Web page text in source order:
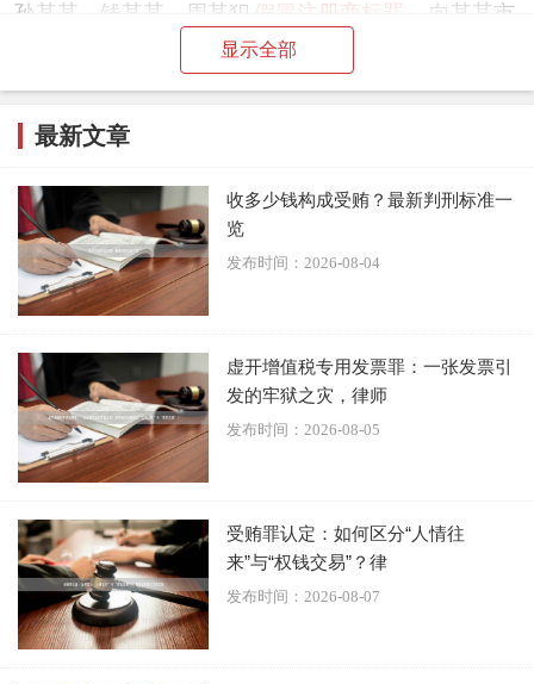
孙某某、钱某某、周某犯 假冒注册商标罪
，向某某市
某某区人民法院提起公诉。
刑事审判参考指导案例,如何认定假冒注册商标罪中的
同一种商品,被告人孙某某对指控数额提出异议，辩称
其他品牌向外销售的，而不是假冒“思念”品牌向外销
售；查获的有“思念”牌包装袋的食品中有“思念”牌正品
的退货，因此上述两部分数额不应包括在指控数额
犯、偶犯，主观恶性不深，且认罪、悔罪态度较好；
（2）工商部门的财物扣押清单中没有注明散装水饺是
标有“思念”牌商标的，而涉案财产价格鉴定结论对这
部分散装水饺以“思念”牌水饺价格认定是不正确的。
综上，提请法庭对被告人孙某某从宽处罚。
被告人钱某某辩称其只灌装了水饺与汤圆，没有灌装
羊肉片。
显示全部
最新文章
收多少钱构成受贿？最新判刑标准一
览
发布时间：2026-08-04
虚开增值税专用发票罪：一张发票引
发的牢狱之灾，律师
发布时间：2026-08-05
受贿罪认定：如何区分“人情往
来”与“权钱交易”？律
发布时间：2026-08-07